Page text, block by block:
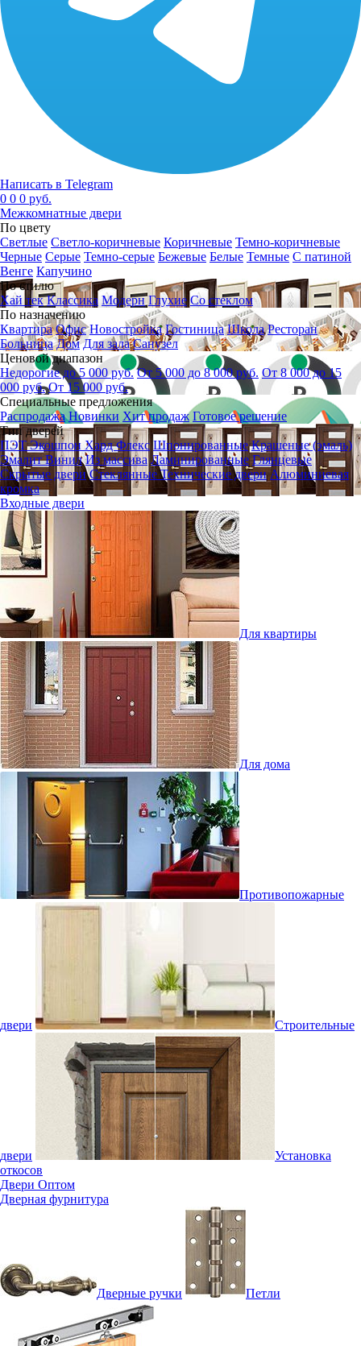
Написать в Telegram
0 0 0 руб.
Межкомнатные двери
По цвету
Светлые Светло-коричневые Коричневые Темно-коричневые
Черные Серые Темно-серые Бежевые Белые Темные С патиной
Венге Капучино
По стилю
Хай тек Классика Модерн Глухие Со стеклом
По назначению
Квартира Офис Новостройка Гостиница Школа Ресторан
Больница Дом Для зала Санузел
Ценовой диапазон
Недорогие до 5 000 руб. От 5 000 до 8 000 руб. От 8 000 до 15
000 руб. От 15 000 руб.
Специальные предложения
Распродажа Новинки Хит продаж Готовое решение
Тип дверей
ПЭТЭкошпон Хард Флекс Шпонированные Крашеные (эмаль)
ЭмалитВинил Из массива Ламинированные Глянцевые
Скрытые двери СтеклянныеТехнические двери Алюминиевая
кромка
Входные двери
Для квартиры
Для дома
Противопожарные
двери Строительные
двери
Установка
откосов
Двери Оптом
Дверная фурнитура
Дверные ручки Петли